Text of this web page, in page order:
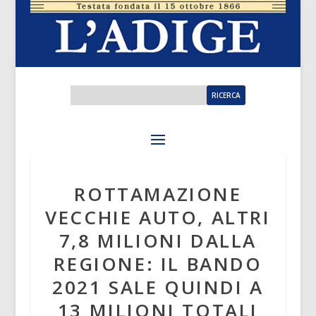
ROTTAMAZIONE
VECCHIE AUTO, ALTRI
7,8 MILIONI DALLA
REGIONE: IL BANDO
2021 SALE QUINDI A
13 MILIONI TOTALI